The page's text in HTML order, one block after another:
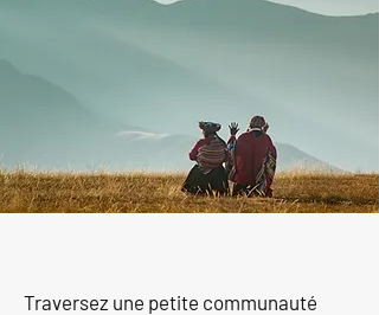
Traversez une petite communauté